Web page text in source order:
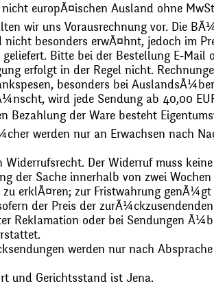
europÃ¤ischen Ausland ohne
wir uns Vorausrechnung vor. Die
nicht besonders erwÃ¤hnt, jedoch im
geliefert. Bitte bei der Bestellung E-Mail
erfolgt in der Regel nicht.
besonders bei
wird jede Sendung ab 40,00
Bezahlung der Ware besteht
werden nur an Erwachsen nach
Widerrufsrecht. Der Widerruf muss
der Sache innerhalb von zwei
zu erklÃ¤ren; zur Fristwahrung
der Preis der
Reklamation oder bei Sendungen
werden nur nach
und Gerichtsstand ist Jena.